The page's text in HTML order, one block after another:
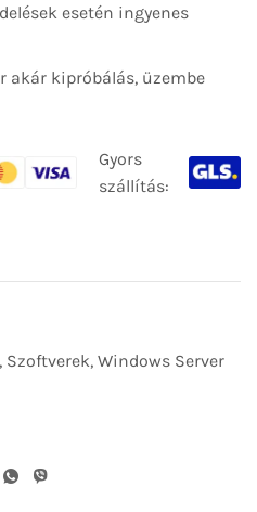
esetén ingyenes
akár kipróbálás, üzembe
Gyors
szállítás:
, Szoftverek, Windows Server